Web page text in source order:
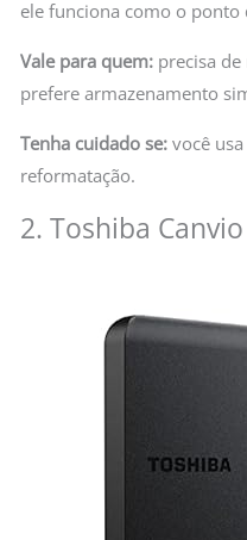
ele funciona como o ponto
Vale para quem: precisa
prefere armazenamento
Tenha cuidado se: você
reformatação.
2. Toshiba